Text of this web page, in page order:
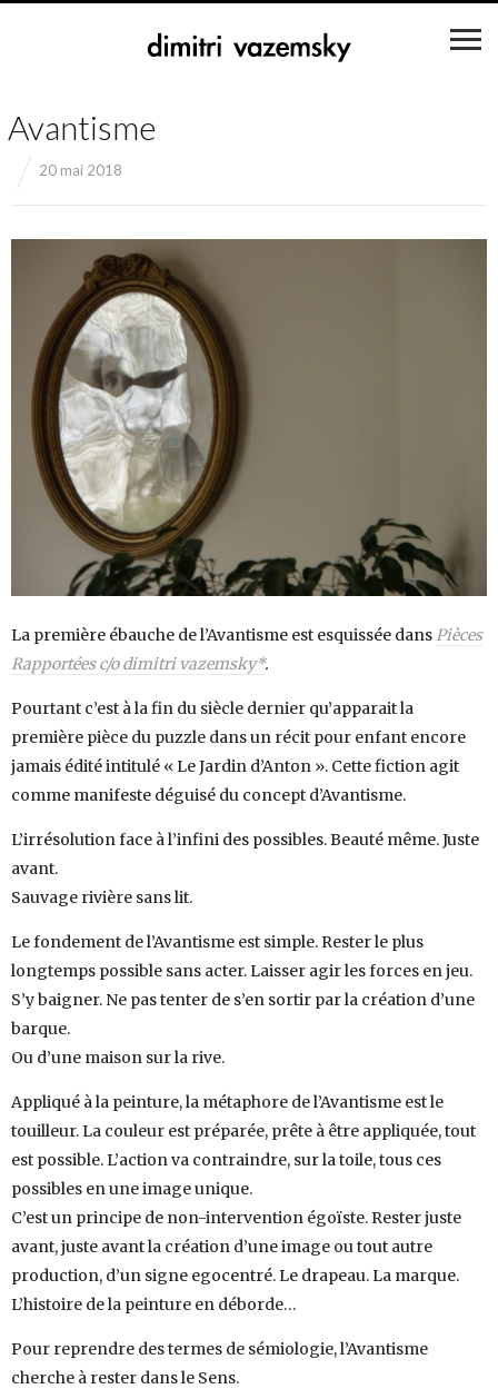
Avantisme
20 mai 2018
La première ébauche de l’Avantisme est esquissée dansPièces
Rapportées c/o dimitri vazemsky*.
Pourtant c’est à la fin du siècle dernier qu’apparait la
première pièce du puzzle dans un récit pour enfant encore
jamais édité intitulé « Le Jardin d’Anton ». Cette fiction agit
comme manifeste déguisé du concept d’Avantisme.
L’irrésolution face à l’infini des possibles. Beauté même. Juste
avant.
Sauvage rivière sans lit.
Le fondement de l’Avantisme est simple. Rester le plus
longtemps possible sans acter. Laisser agir les forces en jeu.
S’y baigner. Ne pas tenter de s’en sortir par la création d’une
barque.
Ou d’une maison sur la rive.
Appliqué à la peinture, la métaphore de l’Avantisme est le
touilleur. La couleur est préparée, prête à être appliquée, tout
est possible. L’action va contraindre, sur la toile, tous ces
possibles en une image unique.
C’est un principe de non-intervention égoïste. Rester juste
avant, juste avant la création d’une image ou tout autre
production, d’un signe egocentré. Le drapeau. La marque.
L’histoire de la peinture en déborde…
Pour reprendre des termes de sémiologie, l’Avantisme
cherche à rester dans le Sens.